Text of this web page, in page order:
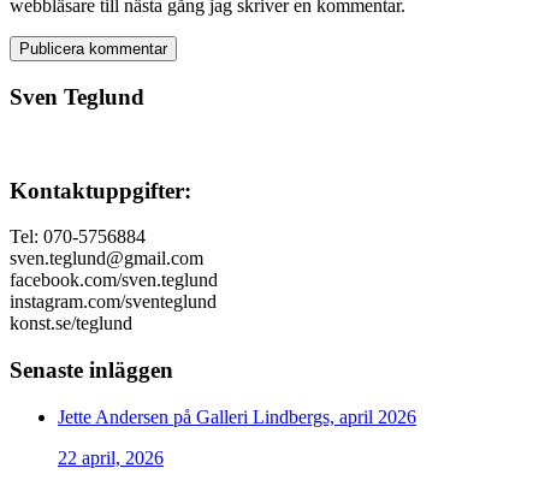
webbläsare till nästa gång jag skriver en kommentar.
Sven Teglund
Kontaktuppgifter:
Tel: 070-5756884
sven.teglund@gmail.com
facebook.com/sven.teglund
instagram.com/sventeglund
konst.se/teglund
Senaste inläggen
Jette Andersen på Galleri Lindbergs, april 2026
22 april, 2026